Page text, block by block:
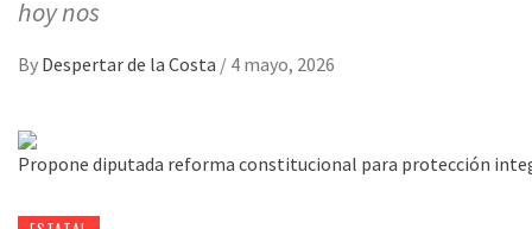
hoy nos
By Despertar de la Costa / 4 mayo, 2026